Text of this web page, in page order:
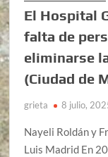
El Hospital
falta de
eliminarse
(Ciudad de
grieta 8 julio,
Nayeli Roldán y
Luis Madrid En